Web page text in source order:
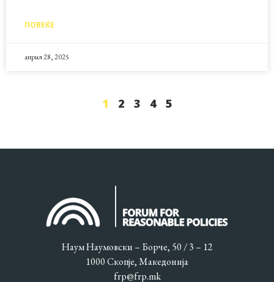
ПОВЕЌЕ
април 28, 2025
1 2 3 4 5
Наум Наумовски – Борче, 50 / 3 – 12
1000 Скопје, Македонија
frp@frp.mk